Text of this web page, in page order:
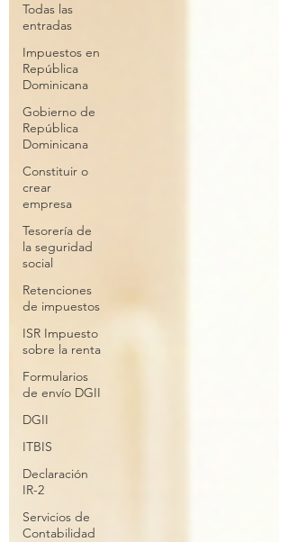
Todas las
entradas
Impuestos en
República
Dominicana
Gobierno de
República
Dominicana
Constituir o
crear
empresa
Tesorería de
la seguridad
social
Retenciones
de impuestos
ISR Impuesto
sobre la renta
Formularios
de envío DGII
DGII
ITBIS
Declaración
IR-2
Servicios de
Contabilidad